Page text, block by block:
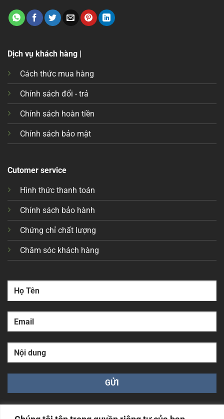
Dịch vụ khách hàng |
Cách thức mua hàng
Chính sách đổi - trả
Chính sách hoàn tiền
Chính sách bảo mật
Cutomer service
Hình thức thanh toán
Chính sách bảo hành
Chứng chỉ chất lượng
Chăm sóc khách hàng